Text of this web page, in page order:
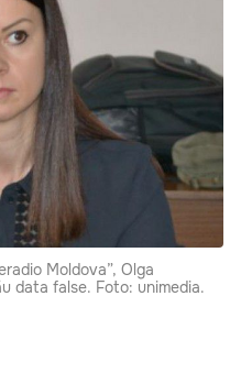
Moldova”, Olga
data false. Foto: unimedia.